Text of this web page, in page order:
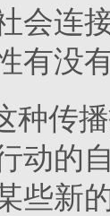
会连
有没
种传
动的
些新